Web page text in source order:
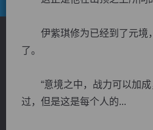
伊紫琪修为已经到了元境，
了。
“意境之中，战力可以加成
过，但是这是每个人的...